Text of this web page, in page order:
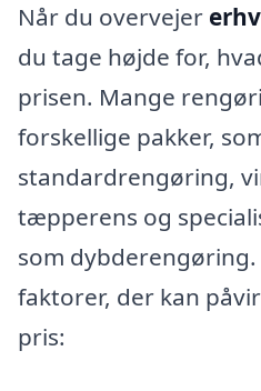
Når du overvejer
du tage højde for,
prisen. Mange
forskellige pakker,
standardrengøring,
tæpperens og
som
faktorer, der kan
pris: